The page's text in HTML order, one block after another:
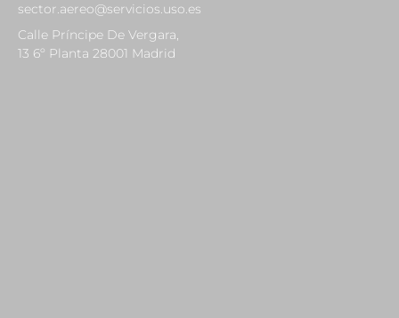
sector.aereo@servicios.uso.es
Calle Príncipe De Vergara,
13 6º Planta 28001 Madrid